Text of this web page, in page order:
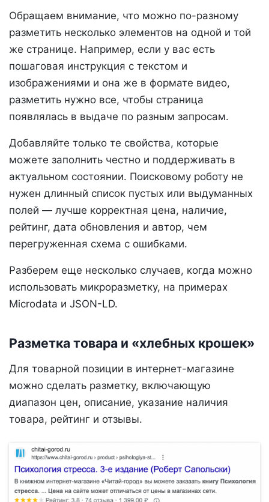
Обращаем внимание, что можно по-разному
разметить несколько элементов на одной и той
же странице. Например, если у вас есть
пошаговая инструкция с текстом и
изображениями и она же в формате видео,
разметить нужно все, чтобы страница
появлялась в выдаче по разным запросам.
Добавляйте только те свойства, которые
можете заполнить честно и поддерживать в
актуальном состоянии. Поисковому роботу не
нужен длинный список пустых или выдуманных
полей — лучше корректная цена, наличие,
рейтинг, дата обновления и автор, чем
перегруженная схема с ошибками.
Разберем еще несколько случаев, когда можно
использовать микроразметку, на примерах
Microdata и JSON-LD.
Разметка товара и «хлебных крошек»
Для товарной позиции в интернет-магазине
можно сделать разметку, включающую
диапазон цен, описание, указание наличия
товара, рейтинг и отзывы.